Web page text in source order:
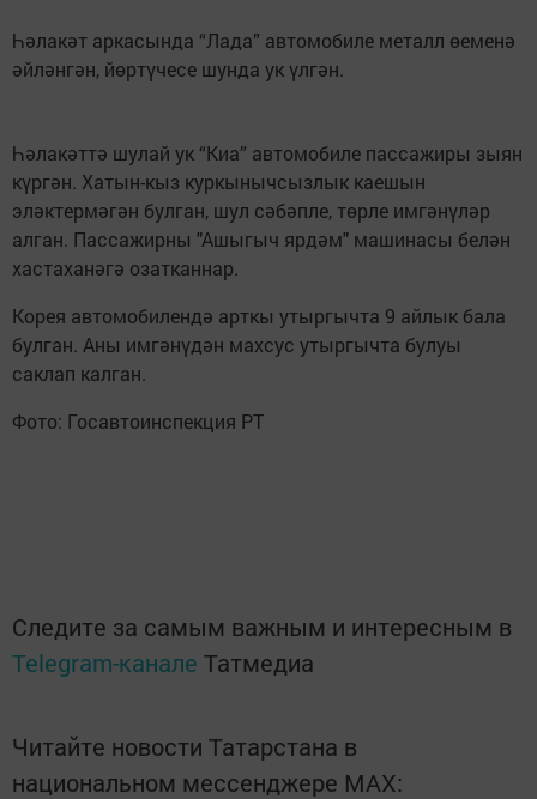
Һәлакәт аркасында “Лада” автомобиле металл өеменә
әйләнгән, йөртүчесе шунда ук үлгән.
Һәлакәттә шулай ук “Киа” автомобиле пассажиры зыян
күргән. Хатын-кыз куркынычсызлык каешын
эләктермәгән булган, шул сәбәпле, төрле имгәнүләр
алган. Пассажирны "Ашыгыч ярдәм" машинасы белән
хастаханәгә озатканнар.
Корея автомобилендә арткы утыргычта 9 айлык бала
булган. Аны имгәнүдән махсус утыргычта булуы
саклап калган.
Фото: Госавтоинспекция РТ
Следите за самым важным и интересным в
Telegram-канале Татмедиа
Читайте новости Татарстана в
национальном мессенджере MАХ: